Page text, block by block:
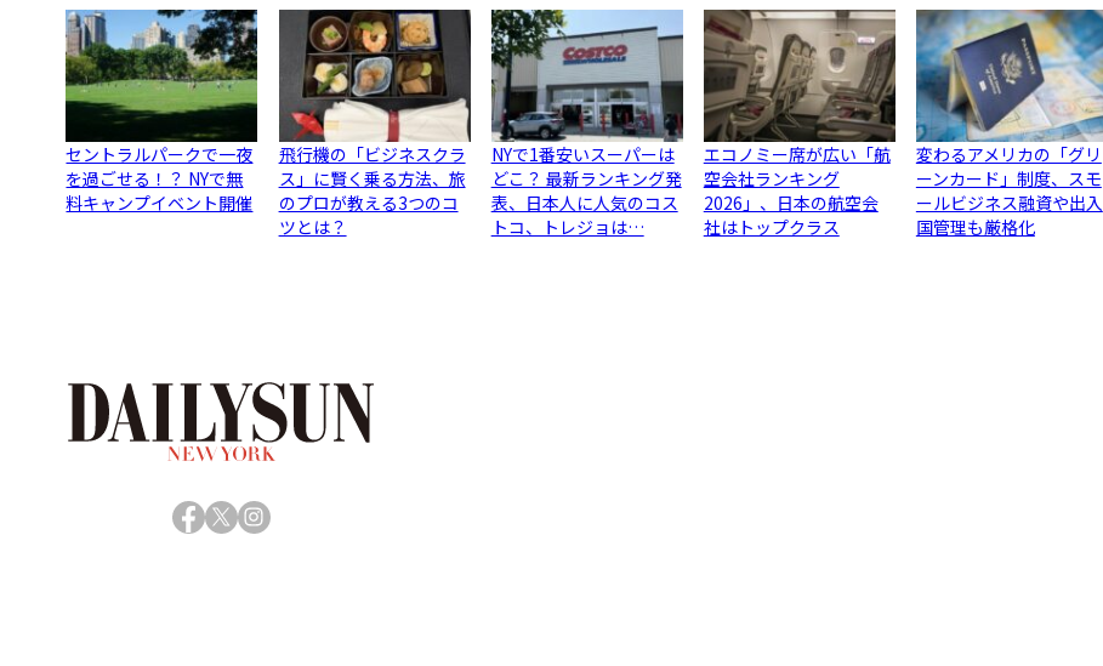
セントラルパークで一夜
を過ごせる！？ NYで無
料キャンプイベント開催
飛行機の「ビジネスクラ
ス」に賢く乗る方法、旅
のプロが教える3つのコ
ツとは？
NYで1番安いスーパーは
どこ？ 最新ランキング発
表、日本人に人気のコス
トコ、トレジョは…
エコノミー席が広い「航
空会社ランキング
2026」、日本の航空会
社はトップクラス
変わるアメリカの「グリ
ーンカード」制度、スモ
ールビジネス融資や出入
国管理も厳格化
Facebook
X Instagram